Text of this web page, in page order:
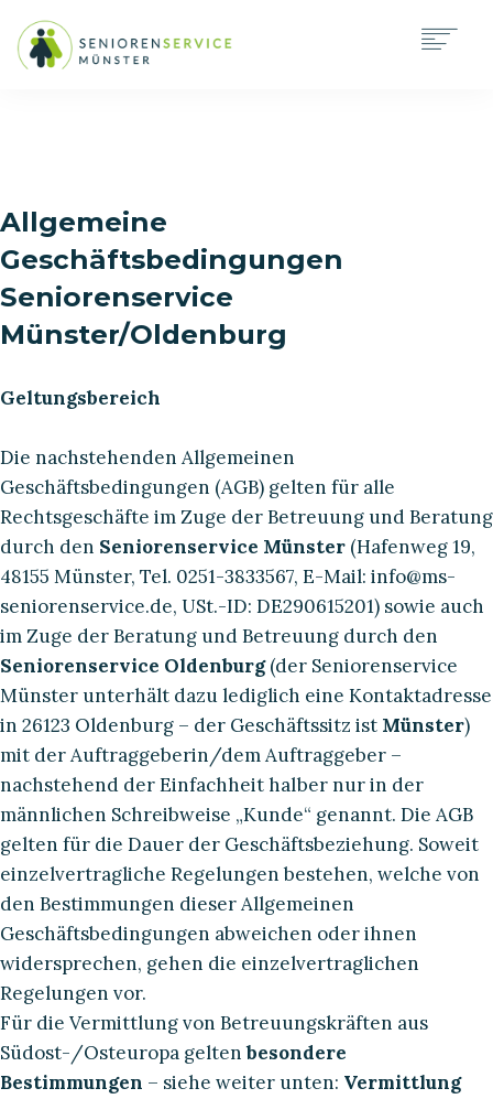
FAQ
KONTAKT
SEARCH
Allgemeine
Geschäftsbedingungen
Seniorenservice
Münster/Oldenburg
Geltungsbereich
Die nachstehenden Allgemeinen
Geschäftsbedingungen (AGB) gelten für alle
Rechtsgeschäfte im Zuge der Betreuung und Beratung
durch den Seniorenservice Münster (Hafenweg 19,
48155 Münster, Tel. 0251-3833567, E-Mail: info@ms-
seniorenservice.de, USt.-ID: DE290615201) sowie auch
im Zuge der Beratung und Betreuung durch den
Seniorenservice Oldenburg(der Seniorenservice
Münster unterhält dazu lediglich eine Kontaktadresse
in 26123 Oldenburg – der Geschäftssitz ist Münster)
mit der Auftraggeberin/dem Auftraggeber –
nachstehend der Einfachheit halber nur in der
männlichen Schreibweise „Kunde“ genannt. Die AGB
gelten für die Dauer der Geschäftsbeziehung. Soweit
einzelvertragliche Regelungen bestehen, welche von
den Bestimmungen dieser Allgemeinen
Geschäftsbedingungen abweichen oder ihnen
widersprechen, gehen die einzelvertraglichen
Regelungen vor.
Für die Vermittlung von Betreuungskräften aus
Südost-/Osteuropa geltenbesondere
Bestimmungen – siehe weiter unten: Vermittlung